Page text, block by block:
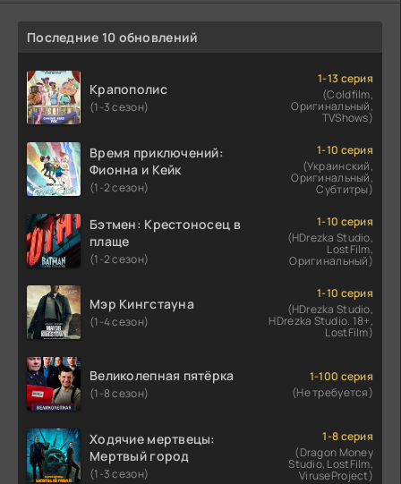
Последние 10 обновлений
Крапополис
(1-3 сезон)
1-13 серия
(Coldfilm,
Оригинальный,
TVShows)
Время приключений:
Фионна и Кейк
(1-2 сезон)
1-10 серия
(Украинский,
Оригинальный,
Субтитры)
Бэтмен: Крестоносец в
плаще
(1-2 сезон)
1-10 серия
(HDrezka Studio,
LostFilm,
Оригинальный)
Мэр Кингстауна
(1-4 сезон)
1-10 серия
(HDrezka Studio,
HDrezka Studio. 18+,
LostFilm)
Великолепная пятёрка
(1-8 сезон)
1-100 серия
(Не требуется)
Ходячие мертвецы:
Мертвый город
(1-3 сезон)
1-8 серия
(Dragon Money
Studio, LostFilm,
ViruseProject)